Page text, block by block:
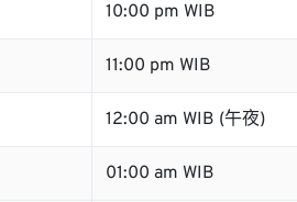
10:00 pm WIB
11:00 pm WIB
12:00 am WIB (午夜)
01:00 am WIB